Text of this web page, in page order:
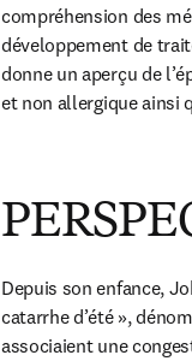
compréhension des
développement de
donne un aperçu de
et non allergique ainsi
Depuis son enfance,
catarrhe d’été »,
associaient une